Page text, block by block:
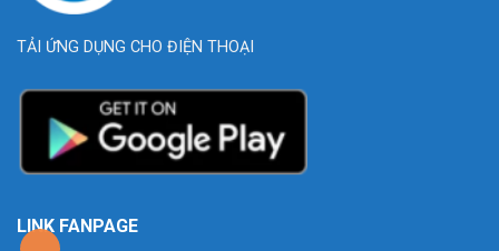
TẢI ỨNG DỤNG CHO ĐIỆN THOẠI
LINK FANPAGE